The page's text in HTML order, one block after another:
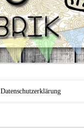
Datenschutzerklärung